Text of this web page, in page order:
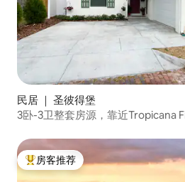
民居 ｜ 圣彼得堡
3卧-3卫整套房源，靠近Tropicana
热门「房客推荐」
房客推荐